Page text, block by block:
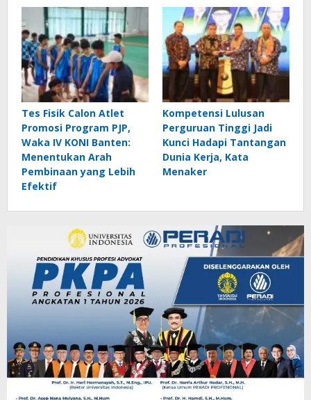
Tes Fisik Calon Atlet
Promosi Program PJP,
Waka IV KONI Banten:
Menentukan Arah
Pembinaan yang Lebih
Efektif
Kompetensi Lulusan
Perguruan Tinggi Jadi
Kunci Hadapi Tantangan
Dunia Kerja, Kata
Menaker